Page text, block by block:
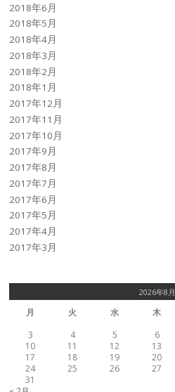
2018年6月
2018年5月
2018年4月
2018年3月
2018年2月
2018年1月
2017年12月
2017年11月
2017年10月
2017年9月
2017年8月
2017年7月
2017年6月
2017年5月
2017年4月
2017年3月
2026年8月
月 火 水 木
3
4 5 6
10
11 12 13
17
18 19 20
24
25 26 27
31